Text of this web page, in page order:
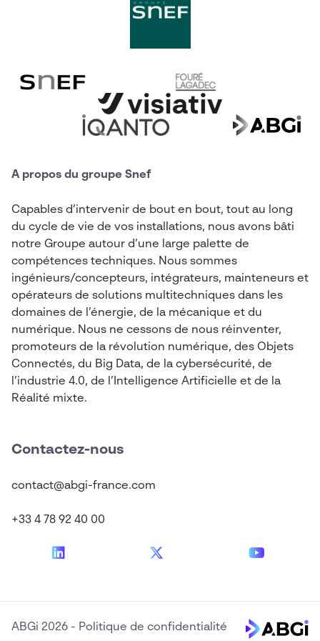
A propos du groupe Snef
Capables d’intervenir de bout en bout, tout au long
du cycle de vie de vos installations, nous avons bâti
notre Groupe autour d’une large palette de
compétences techniques. Nous sommes
ingénieurs/concepteurs, intégrateurs, mainteneurs et
opérateurs de solutions multitechniques dans les
domaines de l’énergie, de la mécanique et du
numérique. Nous ne cessons de nous réinventer,
promoteurs de la révolution numérique, des Objets
Connectés, du Big Data, de la cybersécurité, de
l’industrie 4.0, de l’Intelligence Artificielle et de la
Réalité mixte.
Contactez-nous
contact@abgi-france.com
+33 4 78 92 40 00
ABGi 2026 - Politique de confidentialité